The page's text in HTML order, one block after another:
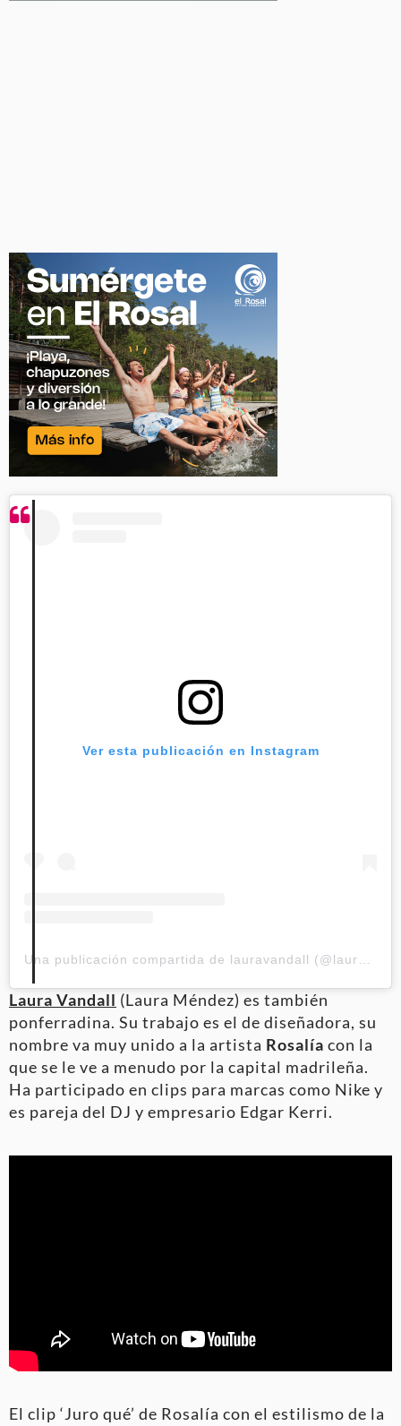
Ver esta publicación en Instagram
Laura Vandall (Laura Méndez) es también
ponferradina. Su trabajo es el de diseñadora, su
nombre va muy unido a la artista Rosalía con la
que se le ve a menudo por la capital madrileña.
Ha participado en clips para marcas como Nike y
es pareja del DJ y empresario Edgar Kerri.
El clip ‘Juro qué’ de Rosalía con el estilismo de la